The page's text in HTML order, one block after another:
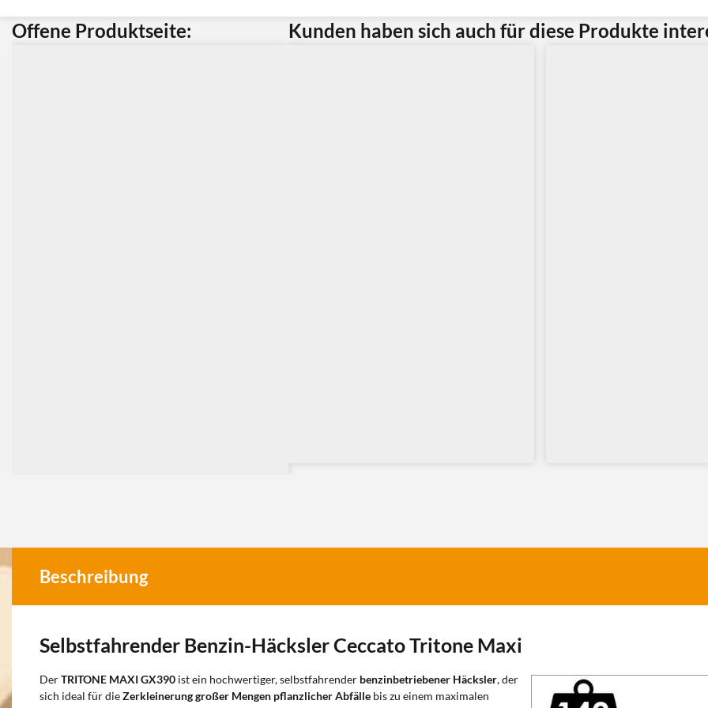
Offene Produktseite: Kunden haben sich auch für diese Produkte
Beschreibung
Selbstfahrender Benzin-Häcksler Ceccato Tritone Maxi
DerTRITONE MAXI GX390 ist ein hochwertiger, selbstfahrender benzinbetriebener Häcksler, der
sich ideal für dieZerkleinerung großer Mengen pflanzlicher Abfälle bis zu einem maximalen